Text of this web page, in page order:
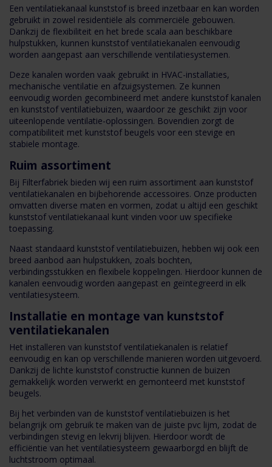
Een ventilatiekanaal kunststof is breed inzetbaar en kan worden
gebruikt in zowel residentiële als commerciële gebouwen.
Dankzij de flexibiliteit en het brede scala aan beschikbare
hulpstukken, kunnen kunststof ventilatiekanalen eenvoudig
worden aangepast aan verschillende ventilatiesystemen.
Deze kanalen worden vaak gebruikt in HVAC-installaties,
mechanische ventilatie en afzuigsystemen. Ze kunnen
eenvoudig worden gecombineerd met andere kunststof kanalen
en kunststof ventilatiebuizen, waardoor ze geschikt zijn voor
uiteenlopende ventilatie-oplossingen. Bovendien zorgt de
compatibiliteit met kunststof beugels voor een stevige en
stabiele montage.
Ruim assortiment
Bij Filterfabriek bieden wij een ruim assortiment aan kunststof
ventilatiekanalen en bijbehorende accessoires. Onze producten
omvatten diverse maten en vormen, zodat u altijd een geschikt
kunststof ventilatiekanaal kunt vinden voor uw specifieke
toepassing.
Naast standaard kunststof ventilatiebuizen, hebben wij ook een
breed aanbod aan hulpstukken, zoals bochten,
verbindingsstukken en flexibele koppelingen. Hierdoor kunnen de
kanalen eenvoudig worden aangepast en geïntegreerd in elk
ventilatiesysteem.
Installatie en montage van kunststof
ventilatiekanalen
Het installeren van kunststof ventilatiekanalen is relatief
eenvoudig en kan op verschillende manieren worden uitgevoerd.
Dankzij de lichte kunststof constructie kunnen de buizen
gemakkelijk worden verwerkt en gemonteerd met kunststof
beugels.
Bij het verbinden van de kunststof ventilatiebuizen is het
belangrijk om gebruik te maken van de juiste pvc lijm, zodat de
verbindingen stevig en lekvrij blijven. Hierdoor wordt de
efficiëntie van het ventilatiesysteem gewaarborgd en blijft de
luchtstroom optimaal.